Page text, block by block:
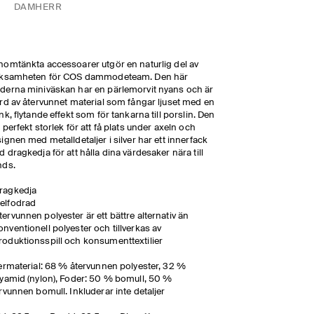
DAM HERR
accessoarer utgör en naturlig del av
för COS dammodeteam. Den här
miniväskan har en pärlemorvit nyans och är
av återvunnet material som fångar ljuset med en
flytande effekt som för tankarna till porslin. Den
perfekt storlek för att få plats under axeln och
med metalldetaljer i silver har ett innerfack
dragkedja för att hålla dina värdesaker nära till
polyester är ett bättre alternativ än
polyester och tillverkas av
och konsumenttextilier
68 % återvunnen polyester, 32 %
(nylon), Foder: 50 % bomull, 50 %
bomull. Inkluderar inte detaljer